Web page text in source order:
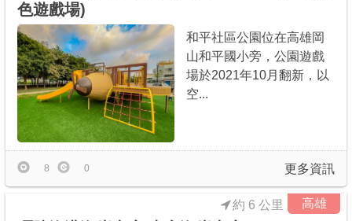
色遊戲場)
和平社區公園位在高雄岡
山和平國小旁，公園遊戲
場於2021年10月翻新，以
空...
更多資訊
8 0
高雄
約 6 公里